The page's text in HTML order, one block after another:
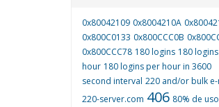
0x80042109 0x8004210A
0x800C0133 0x800CCC0B
0x800CCC78 180 logins 180
hour 180 logins per hour in 3600
second interval 220 and/or bulk
220-server.com 406 80% de uso